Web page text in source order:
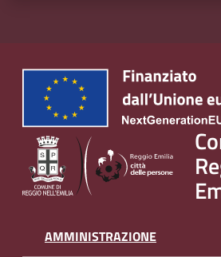
AMMINISTRAZIONE